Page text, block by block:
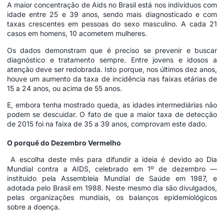
A maior concentração de Aids no Brasil está nos indivíduos com
idade entre 25 e 39 anos, sendo mais diagnosticado e com
taxas crescentes em pessoas do sexo masculino. A cada 21
casos em homens, 10 acometem mulheres.
Os dados demonstram que é preciso se prevenir e buscar
diagnóstico e tratamento sempre. Entre jovens e idosos a
atenção deve ser redobrada. Isto porque, nos últimos dez anos,
houve um aumento da taxa de incidência nas faixas etárias de
15 a 24 anos, ou acima de 55 anos.
E, embora tenha mostrado queda, as idades intermediárias não
podem se descuidar. O fato de que a maior taxa de detecção
de 2015 foi na faixa de 35 a 39 anos, comprovam este dado.
O porquê do Dezembro Vermelho
A escolha deste mês para difundir a ideia é devido ao Dia
Mundial contra a AIDS, celebrado em 1º de dezembro —
instituído pela Assembleia Mundial de Saúde em 1987, e
adotada pelo Brasil em 1988. Neste mesmo dia são divulgados,
pelas organizações mundiais, os balanços epidemiológicos
sobre a doença.